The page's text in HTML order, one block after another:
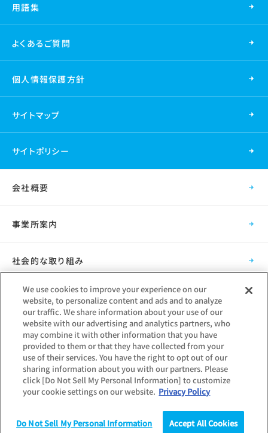
用語集
よくあるご質問
個人情報保護方針
サイトマップ
サイトポリシー
Copyright © Mynavi Corporation
会社概要
事業所案内
社会的な取り組み
採用情報
グループ会社
We use cookies to improve your experience on our
website, to personalize content and ads and to analyze
our traffic. We share information about your use of our
website with our advertising and analytics partners, who
may combine it with other information that you have
provided to them or that they have collected from your
use of their services. You have the right to opt out of our
sharing information about you with our partners. Please
click [Do Not Sell My Personal Information] to customize
your cookie settings on our website. Privacy Policy
Do Not Sell My Personal Information Accept All Cookies